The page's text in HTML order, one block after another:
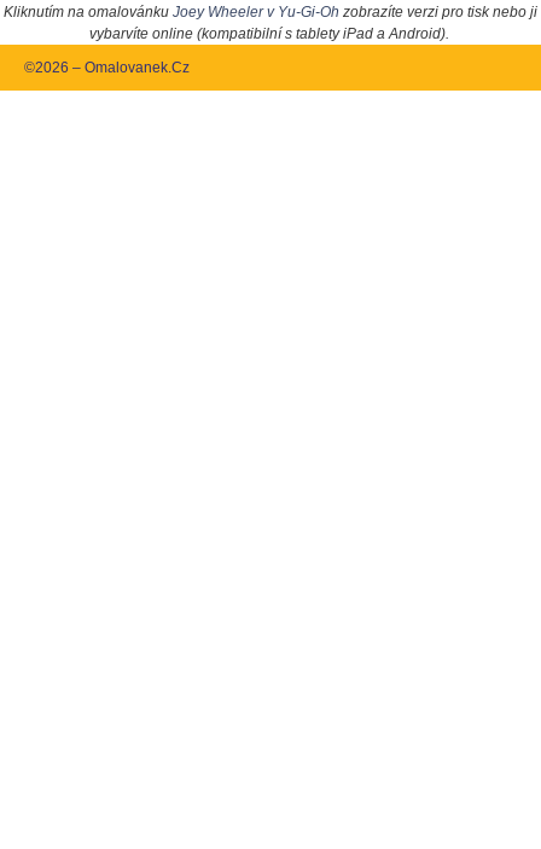
Kliknutím na omalovánku Joey Wheeler v Yu-Gi-Oh zobrazíte verzi pro tisk nebo ji
vybarvíte online (kompatibilní s tablety iPad a Android).
©2026 – Omalovanek.Cz